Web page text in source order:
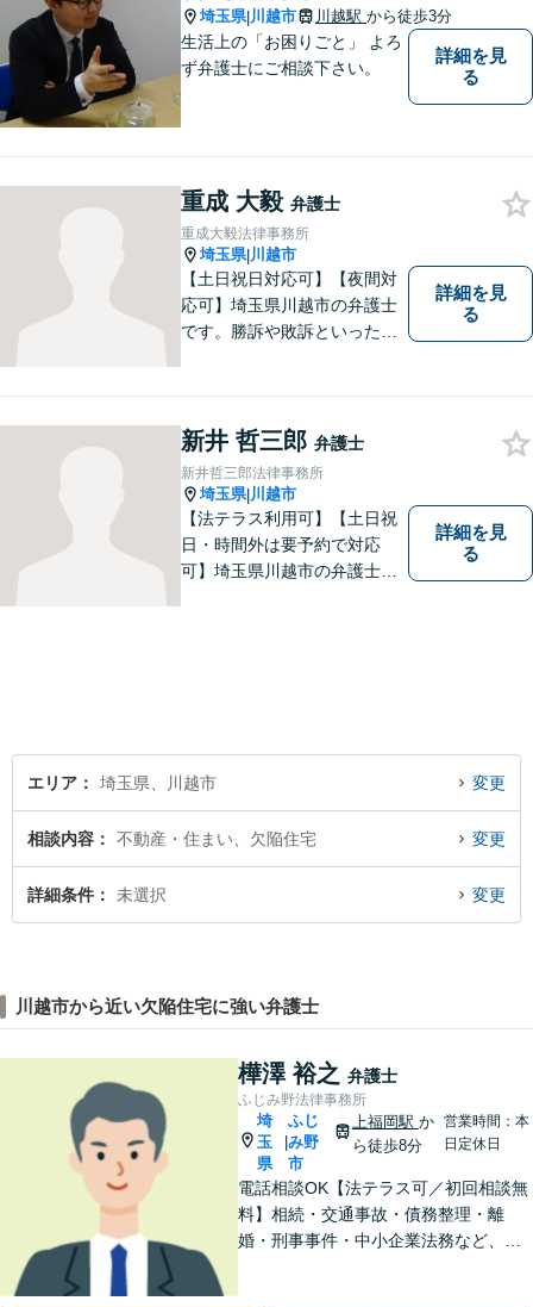
埼玉県|川越市 川越駅 から徒歩3分
生活上の「お困りごと」 よろ
ず弁護士にご相談下さい。
詳細を見
る
重成 大毅 弁護士
重成大毅法律事務所
埼玉県|川越市
【土日祝日対応可】【夜間対
応可】埼玉県川越市の弁護士
です。勝訴や敗訴といった結
い。
詳細を見
る
新井 哲三郎 弁護士
新井哲三郎法律事務所
埼玉県|川越市
【法テラス利用可】【土日祝
日・時間外は要予約で対応
可】埼玉県川越市の弁護士で
詳細を見
る
エリア 埼玉県、川越市 変更
相談内容 不動産・住まい、欠陥住宅 変更
詳細条件 未選択 変更
川越市から近い欠陥住宅に強い弁護士
樺澤 裕之 弁護士
ふじみ野法律事務所
埼
玉
県
ふじ
み野
市
上福岡駅 か
ら徒歩8分
営業時間：本
日定休日
電話相談OK【法テラス可／初回相談無
料】相続・交通事故・債務整理・離
婚・刑事事件・中小企業法務など、お